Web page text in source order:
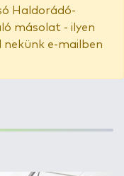
Haldorádó-
másolat - ilyen
nekünk e-mailben